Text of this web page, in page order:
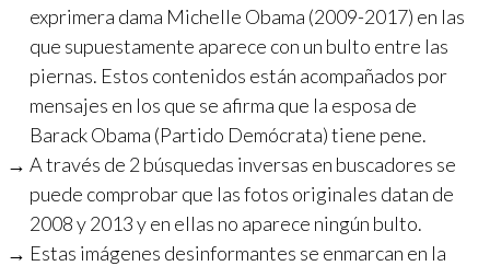
exprimera dama Michelle Obama (2009-2017) en las
que supuestamente aparece con un bulto entre las
piernas. Estos contenidos están acompañados por
mensajes en los que se afirma que la esposa de
Barack Obama (Partido Demócrata) tiene pene.
A través de 2 búsquedas inversas en buscadores se
puede comprobar que las fotos originales datan de
2008 y 2013 y en ellas no aparece ningún bulto.
Estas imágenes desinformantes se enmarcan en la